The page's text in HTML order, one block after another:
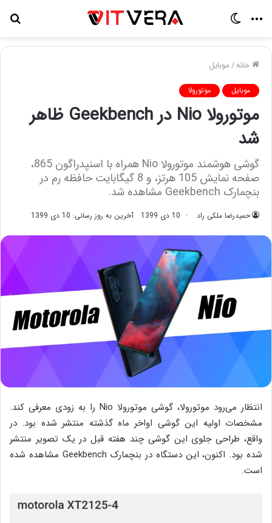
منو
خانه/موبایل
موبایل موتورولا
موتورولا Nio در Geekbench ظاهر
شد
گوشی هوشمند موتورولا Nio همراه با اسنپدراگون 865،
صفحه نمایش 105 هرتز، و 8 گیگابایت حافظه رم در
بنچمارک Geekbench مشاهده شد.
حمیدرضا ملکی راد 10 دی 1399 آخرین به روز رسانی: 10 دی 1399
انتظار می‌رود موتورولا، گوشی موتورولا Nio را به زودی معرفی کند.
مشخصات اولیه این گوشی اواخر ماه گذشته منتشر شده بود. در
واقع، طراحی جلوی این گوشی چند هفته قبل در یک تصویر منتشر
شده بود. اکنون، این دستگاه در بنچمارک Geekbench مشاهده شده
است.